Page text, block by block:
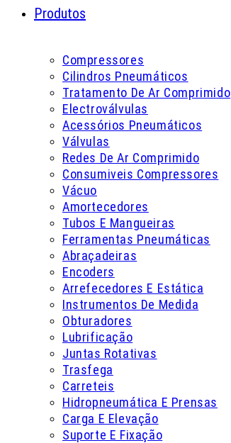
Produtos
Compressores
Cilindros Pneumáticos
Tratamento De Ar Comprimido
Electroválvulas
Acessórios Pneumáticos
Válvulas
Redes De Ar Comprimido
Consumiveis Compressores
Vácuo
Amortecedores
Tubos E Mangueiras
Ferramentas Pneumáticas
Abraçadeiras
Encoders
Arrefecedores E Estática
Instrumentos De Medida
Obturadores
Lubrificação
Juntas Rotativas
Trasfega
Carreteis
Hidropneumática E Prensas
Carga E Elevação
Suporte E Fixação